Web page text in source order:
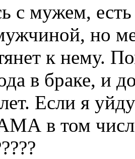
с мужем,
но
к нему.
в браке, и
Если я
в том